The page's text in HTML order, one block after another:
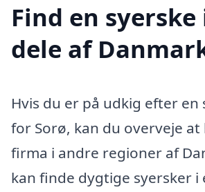
Find en
dele af
Hvis du er på udkig efter en
for Sorø, kan du overveje
firma i andre regioner af
kan finde dygtige syersker i